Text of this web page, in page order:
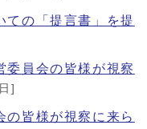
ての「提言書」を提
員会の皆様が視察
]
皆様が視察に来ら